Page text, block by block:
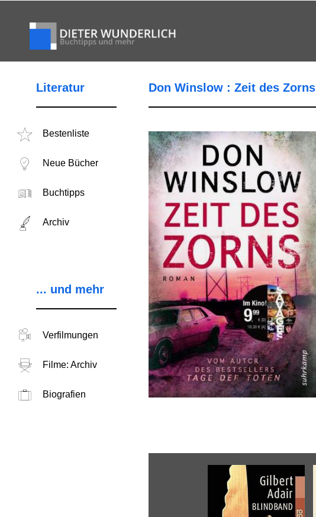
Literatur
Bestenliste
Neue Bücher
Buchtipps
Archiv
... und mehr
Verfilmungen
Filme: Archiv
Biografien
Don Winslow : Zeit des Zorns